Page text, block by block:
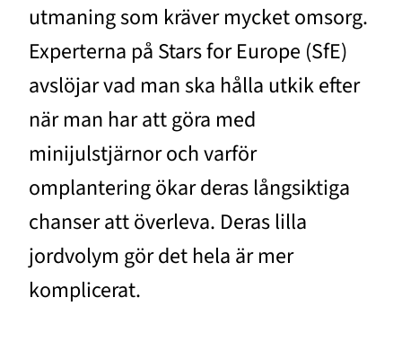
utmaning som kräver mycket omsorg.
Experterna på Stars for Europe (SfE)
avslöjar vad man ska hålla utkik efter
när man har att göra med
minijulstjärnor och varför
omplantering ökar deras långsiktiga
chanser att överleva. Deras lilla
jordvolym gör det hela är mer
komplicerat.